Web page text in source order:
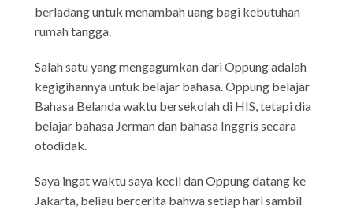
berladang untuk menambah uang bagi kebutuhan
rumah tangga.
Salah satu yang mengagumkan dari Oppung adalah
kegigihannya untuk belajar bahasa. Oppung belajar
Bahasa Belanda waktu bersekolah di HIS, tetapi dia
belajar bahasa Jerman dan bahasa Inggris secara
otodidak.
Saya ingat waktu saya kecil dan Oppung datang ke
Jakarta, beliau bercerita bahwa setiap hari sambil